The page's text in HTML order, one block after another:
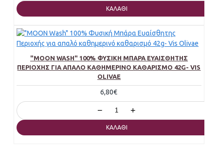
ΚΑΛΆΘΙ
"MOON WASH" 100% ΦΥΣΙΚΉ ΜΠΆΡΑ ΕΥΑΊΣΘΗΤΗΣ
ΠΕΡΙΟΧΉΣ ΓΙΑ ΑΠΑΛΌ ΚΑΘΗΜΕΡΙΝΌ ΚΑΘΑΡΙΣΜΌ 42G- VIS
OLIVAE
6,80€
− +
ΚΑΛΆΘΙ